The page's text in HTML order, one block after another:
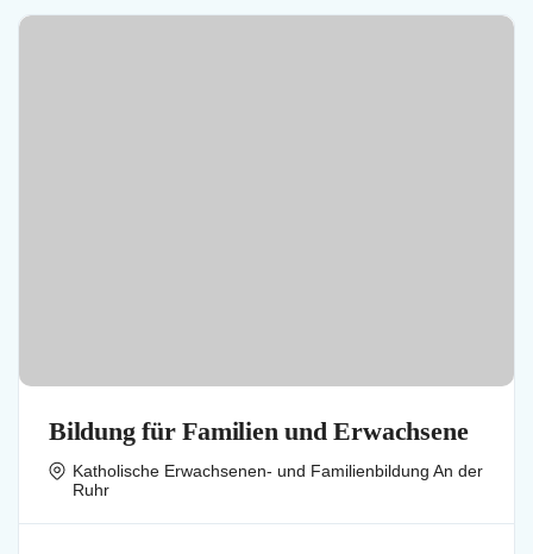
Bildung für Familien und Erwachsene
Katholische Erwachsenen- und Familienbildung An der
Ruhr